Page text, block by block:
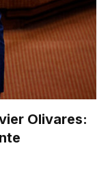
Olivares: